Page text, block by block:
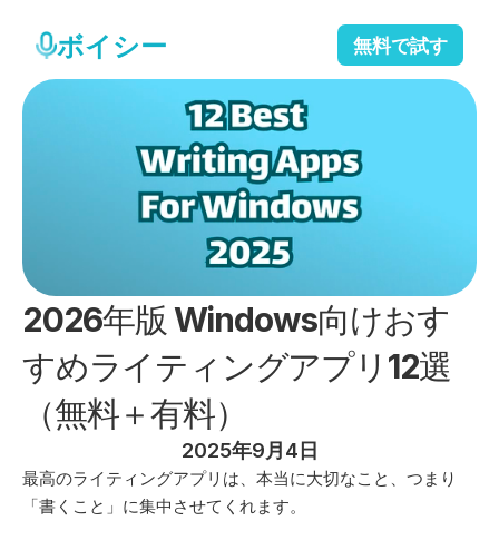
ボイシー 無料で試す
2026年版 Windows向けおす
すめライティングアプリ12選
（無料＋有料）
2025年9月4日
最高のライティングアプリは、本当に大切なこと、つまり
「書くこと」に集中させてくれます。